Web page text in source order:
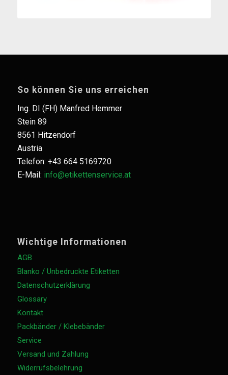
So können Sie uns erreichen
Ing. DI (FH) Manfred Hemmer
Stein 89
8561 Hitzendorf
Austria
Telefon: +43 664 5169720
E-Mail: info@etikettenservice.at
Wichtige Informationen
AGB
Blanko / Unbedruckte Etiketten
Datenschutzerklärung
Glossary
Kontakt
Packbänder / Klebebänder
Service
Versand und Zahlung
Widerrufsbelehrung